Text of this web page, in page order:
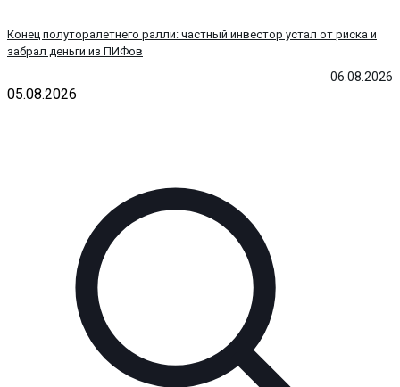
06.08.2026
Конец полуторалетнего ралли: частный инвестор устал от риска и
забрал деньги из ПИФов
05.08.2026